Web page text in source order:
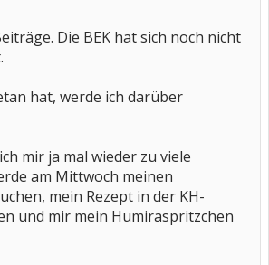
Die BEK hat sich noch nicht
hat, werde ich darüber
mir ja mal wieder zu viele
am Mittwoch meinen
mein Rezept in der KH-
und mir mein Humiraspritzchen